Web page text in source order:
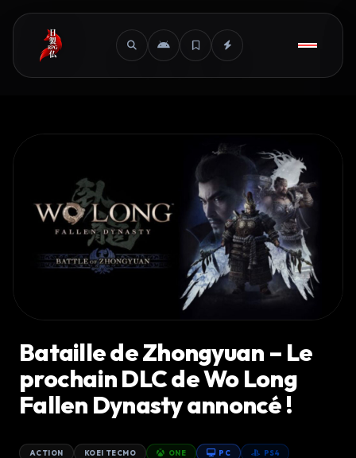
Bataille de Zhongyuan – Le
prochain DLC de Wo Long
Fallen Dynasty annoncé !
ACTION KOEI TECMO ONE PC PS4